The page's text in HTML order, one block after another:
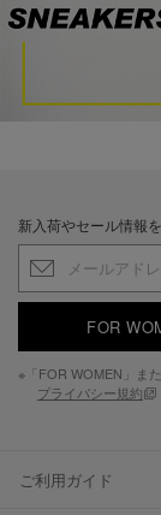
新入荷やセール情報
FOR
※「FOR WOMEN」ま
プライバシー規約
ご利用ガイド